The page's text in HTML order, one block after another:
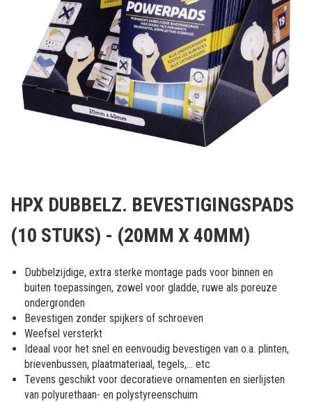
het
van
afbeeldingen-
gallerij
HPX DUBBELZ. BEVESTIGINGSPADS
(10 STUKS) - (20MM X 40MM)
Dubbelzijdige, extra sterke montage pads voor binnen en
buiten toepassingen, zowel voor gladde, ruwe als poreuze
ondergronden
Bevestigen zonder spijkers of schroeven
Weefsel versterkt
Ideaal voor het snel en eenvoudig bevestigen van o.a. plinten,
brievenbussen, plaatmateriaal, tegels,... etc
Tevens geschikt voor decoratieve ornamenten en sierlijsten
van polyurethaan- en polystyreenschuim